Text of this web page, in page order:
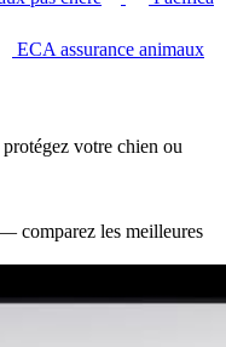
ECA assurance animaux
votre chien ou
comparez les meilleures